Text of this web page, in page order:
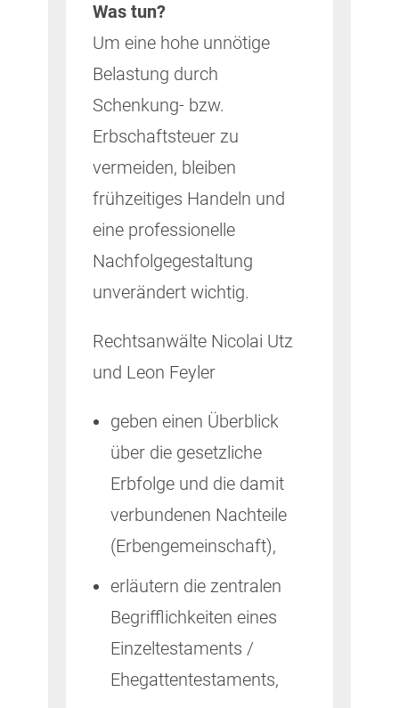
Was tun?
Um eine hohe unnötige
Belastung durch
Schenkung- bzw.
Erbschaftsteuer zu
vermeiden, bleiben
frühzeitiges Handeln und
eine professionelle
Nachfolgegestaltung
unverändert wichtig.
Rechtsanwälte Nicolai Utz
und Leon Feyler
geben einen Überblick
über die gesetzliche
Erbfolge und die damit
verbundenen Nachteile
(Erbengemeinschaft),
erläutern die zentralen
Begrifflichkeiten eines
Einzeltestaments /
Ehegattentestaments,